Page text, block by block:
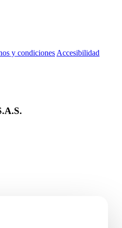
y condiciones Accesibilidad